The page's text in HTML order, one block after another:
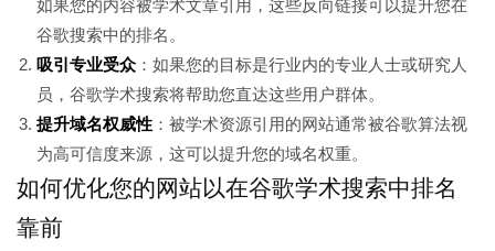
如果您的内容被学术文章引用，这些反向链接可以提升您在
谷歌搜索中的排名。
吸引专业受众：如果您的目标是行业内的专业人士或研究人
员，谷歌学术搜索将帮助您直达这些用户群体。
提升域名权威性 ：被学术资源引用的网站通常被谷歌算法视
为高可信度来源，这可以提升您的域名权重。
如何优化您的网站以在谷歌学术搜索中排名
靠前